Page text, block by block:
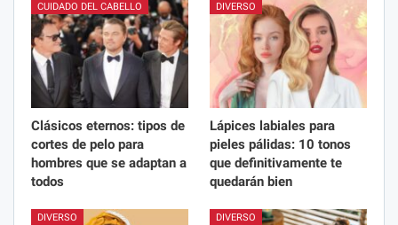
CUIDADO DEL CABELLO
Clásicos eternos: tipos de
cortes de pelo para
hombres que se adaptan a
todos
DIVERSO
Lápices labiales para
pieles pálidas: 10 tonos
que definitivamente te
quedarán bien
DIVERSO DIVERSO